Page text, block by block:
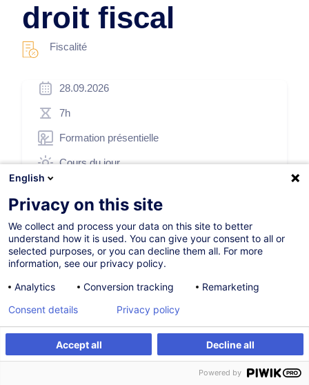
S'inscrire Formation sur mesure
droit fiscal
Fiscalité
28.09.2026
7h
Formation présentielle
Cours du jour
003869
260,00EUR(+3% TVA)
S'inscrire
Formation sur mesure
English
Privacy on this site
We collect and process your data on this site to better
understand how it is used. You can give your consent to all or
selected purposes, or you can decline them all. For more
information, see our privacy policy.
Analytics
Conversion tracking Remarketing
Accept all Decline all
Consent details Privacy policy
Powered by